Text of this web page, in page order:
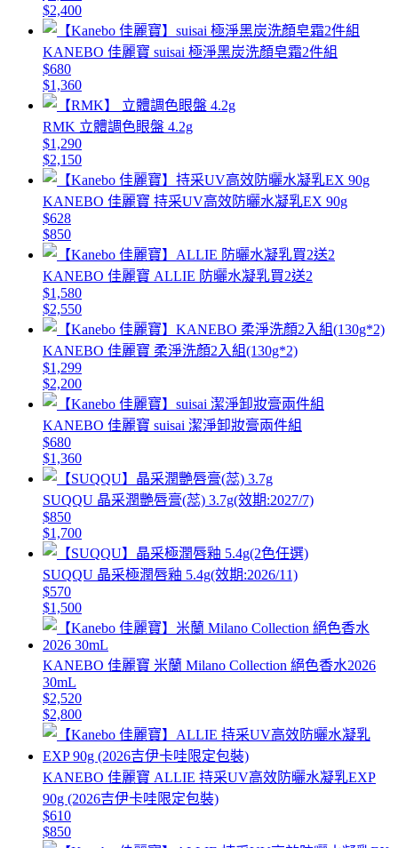
$2,400
KANEBO 佳麗寶 suisai 極淨黑炭洗顏皂霜2件組
$680
$1,360
RMK 立體調色眼盤 4.2g
$1,290
$2,150
KANEBO 佳麗寶 持采UV高效防曬水凝乳EX 90g
$628
$850
KANEBO 佳麗寶 ALLIE 防曬水凝乳買2送2
$1,580
$2,550
KANEBO 佳麗寶 柔淨洗顏2入組(130g*2)
$1,299
$2,200
KANEBO 佳麗寶 suisai 潔淨卸妝膏兩件組
$680
$1,360
SUQQU 晶采潤艷唇膏(蕊) 3.7g(效期:2027/7)
$850
$1,700
SUQQU 晶采極潤唇釉 5.4g(效期:2026/11)
$570
$1,500
KANEBO 佳麗寶 米蘭 Milano Collection 絕色香水2026
30mL
$2,520
$2,800
KANEBO 佳麗寶 ALLIE 持采UV高效防曬水凝乳EXP
90g (2026吉伊卡哇限定包裝)
$610
$850